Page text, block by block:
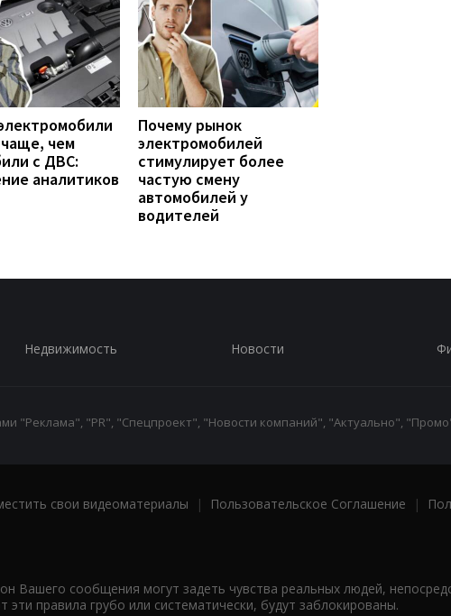
чем
с ДВС:
аналитиков
Почему рынок
электромобилей
стимулирует более
частую смену
автомобилей у
водителей
Недвижимость Новости
"Реклама", "PR", "Спецпроект", "Новости компаний", "Актуально",
свои видеоматериалы | Пользовательское Соглашение |
сообщения могут задеть чувства реальных людей,
правила грубо или систематически, будут заблокированы.